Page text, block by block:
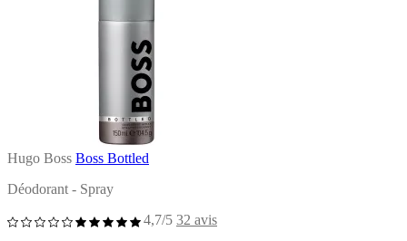
Hugo Boss Boss Bottled
Déodorant - Spray
4,7/5 32 avis